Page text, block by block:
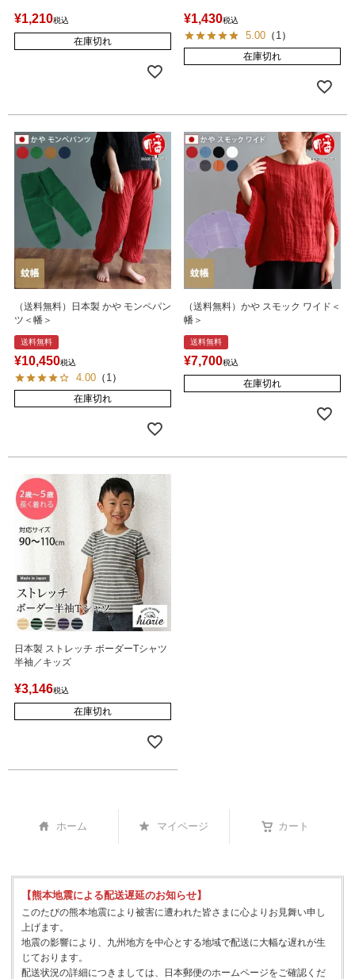
¥1,210税込
在庫切れ
¥1,430税込
5.00 （ 1）
在庫切れ
（送料無料）日本製 かや モンペパン
ツ＜幡＞
送料無料
¥10,450税込
4.00 （ 1）
在庫切れ
（送料無料）かや スモック ワイド＜
幡＞
送料無料
¥7,700税込
在庫切れ
日本製 ストレッチ ボーダーTシャツ
半袖／キッズ
¥3,146税込
在庫切れ
ホーム マイページ カート
【熊本地震による配送遅延のお知らせ】
このたびの熊本地震により被害に遭われた皆さまに心よりお見舞い申し
上げます。
地震の影響により、九州地方を中心とする地域で配送に大幅な遅れが生
じております。
配送状況の詳細につきましては、日本郵便のホームページをご確認くだ